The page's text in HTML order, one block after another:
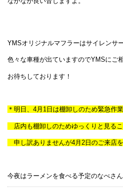
YMSオリジナルマフラーはサイレンサ
色々な車種が出ていますのでYMSにご
お待ちしております！
＊明日、4月1日は棚卸しのため緊急作
店内も棚卸しのためゆっくりと見るこ
申し訳ありませんが4月2日のご来店
今夜はラーメンを食べる予定のなべさん